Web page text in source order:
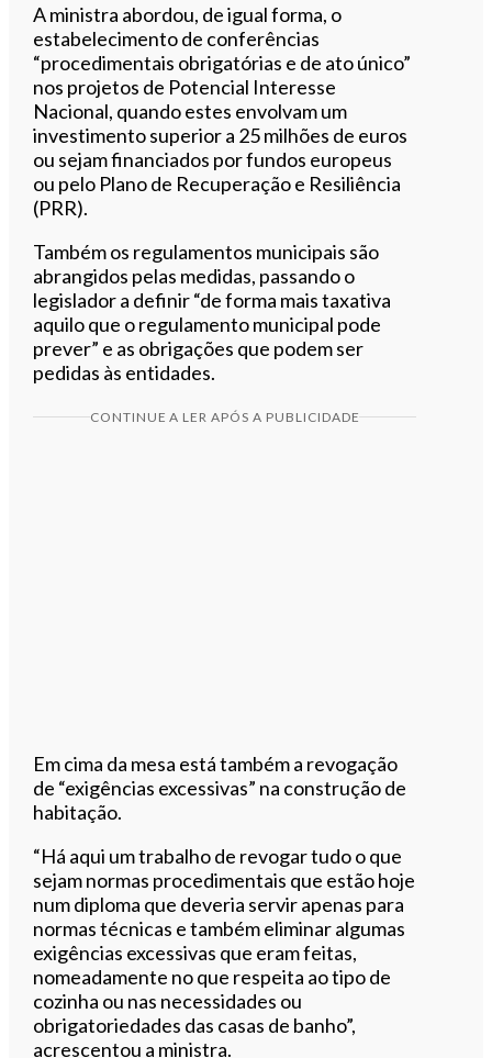
A ministra abordou, de igual forma, o
estabelecimento de conferências
“procedimentais obrigatórias e de ato único”
nos projetos de Potencial Interesse
Nacional, quando estes envolvam um
investimento superior a 25 milhões de euros
ou sejam financiados por fundos europeus
ou pelo Plano de Recuperação e Resiliência
(PRR).
Também os regulamentos municipais são
abrangidos pelas medidas, passando o
legislador a definir “de forma mais taxativa
aquilo que o regulamento municipal pode
prever” e as obrigações que podem ser
pedidas às entidades.
CONTINUE A LER APÓS A PUBLICIDADE
Em cima da mesa está também a revogação
de “exigências excessivas” na construção de
habitação.
“Há aqui um trabalho de revogar tudo o que
sejam normas procedimentais que estão hoje
num diploma que deveria servir apenas para
normas técnicas e também eliminar algumas
exigências excessivas que eram feitas,
nomeadamente no que respeita ao tipo de
cozinha ou nas necessidades ou
obrigatoriedades das casas de banho”,
acrescentou a ministra.